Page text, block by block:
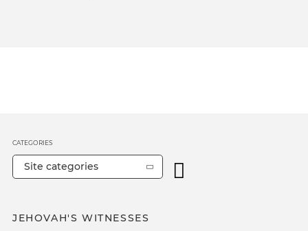
JEHOVAH'S WITNESSES
CATEGORIES
Site categories